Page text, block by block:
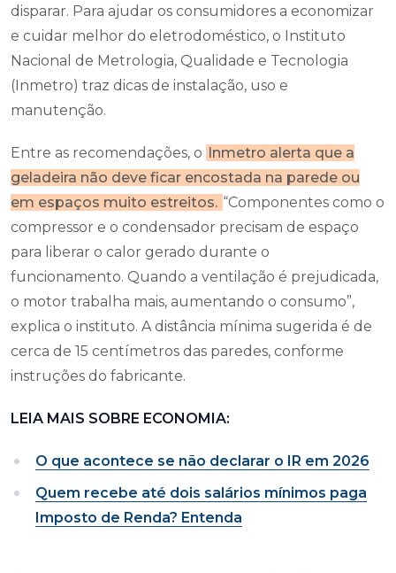
disparar. Para ajudar os consumidores a economizar
e cuidar melhor do eletrodoméstico, o Instituto
Nacional de Metrologia, Qualidade e Tecnologia
(Inmetro) traz dicas de instalação, uso e
manutenção.
Entre as recomendações, o
Inmetro alerta que a
geladeira não deve ficar encostada na parede ou
em espaços muito estreitos. “Componentes como o
compressor e o condensador precisam de espaço
para liberar o calor gerado durante o
funcionamento. Quando a ventilação é prejudicada,
o motor trabalha mais, aumentando o consumo”,
explica o instituto. A distância mínima sugerida é de
cerca de 15 centímetros das paredes, conforme
instruções do fabricante.
LEIA MAIS SOBRE ECONOMIA:
O que acontece se não declarar o IR em 2026
Quem recebe até dois salários mínimos paga
Imposto de Renda? Entenda